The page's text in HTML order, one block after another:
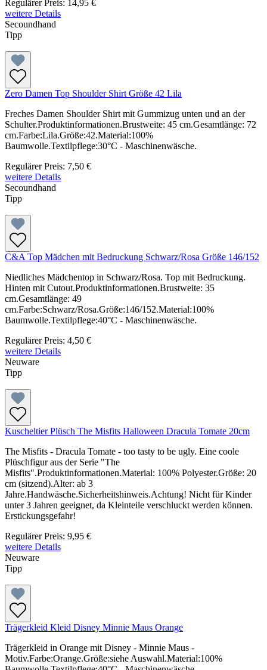
Regulärer Preis: 14,95 €
weitere Details
Secoundhand
Tipp
Zero Damen Top Shoulder Shirt Größe 42 Lila
Freches Damen Shoulder Shirt mit Gummizug unten und an der
Schulter.Produktinformationen.Brustweite: 45 cm.Gesamtlänge: 72
cm.Farbe:Lila.Größe:42.Material:100%
Baumwolle.Textilpflege:30°C - Maschinenwäsche.
Regulärer Preis: 7,50 €
weitere Details
Secoundhand
Tipp
C&A Top Mädchen mit Bedruckung Schwarz/Rosa Größe 146/152
Niedliches Mädchentop in Schwarz/Rosa. Top mit Bedruckung.
Hinten mit Cutout.Produktinformationen.Brustweite: 35
cm.Gesamtlänge: 49
cm.Farbe:Schwarz/Rosa.Größe:146/152.Material:100%
Baumwolle.Textilpflege:40°C - Maschinenwäsche.
Regulärer Preis: 4,50 €
weitere Details
Neuware
Tipp
Kuscheltier Plüsch The Misfits Halloween Dracula Tomate 20cm
The Misfits - Dracula Tomate - too tasty to be ugly. Eine coole
Plüschfigur aus der Serie "The
Misfits".Produktinformationen.Material: 100% Polyester.Größe: 20
cm (sitzend).Alter: ab 3
Jahre.Handwäsche.Sicherheitshinweis.Achtung! Nicht für Kinder
unter 3 Jahren geeignet, da Kleinteile verschluckt werden können.
Erstickungsgefahr!
Regulärer Preis: 9,95 €
weitere Details
Neuware
Tipp
Trägerkleid Kleid Disney Minnie Maus Orange
Trägerkleid in Orange mit Disney - Minnie Maus -
Motiv.Farbe:Orange.Größe:siehe Auswahl.Material:100%